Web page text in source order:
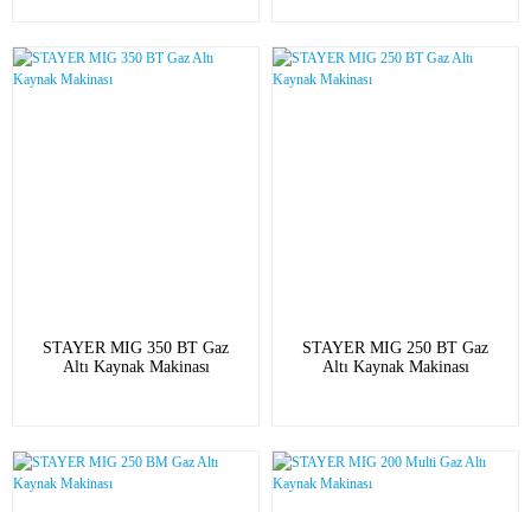
STAYER MIG 350 BT Gaz
Altı Kaynak Makinası
STAYER MIG 250 BT Gaz
Altı Kaynak Makinası